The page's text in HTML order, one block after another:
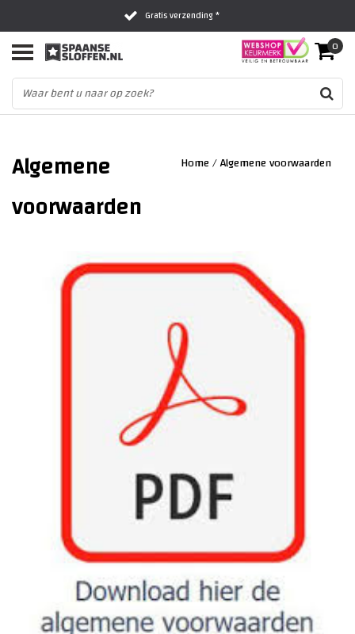
Gratis verzending *
Al 16 jaar het vertrouwde adres
Fysieke winkel in Zwolle
0
Algemene
voorwaarden
Home/Algemene voorwaarden